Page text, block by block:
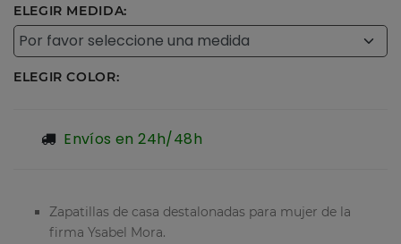
ELEGIR MEDIDA:
ELEGIR COLOR:
Envíos en 24h/48h
Zapatillas de casa destalonadas para mujer de la
firma Ysabel Mora.